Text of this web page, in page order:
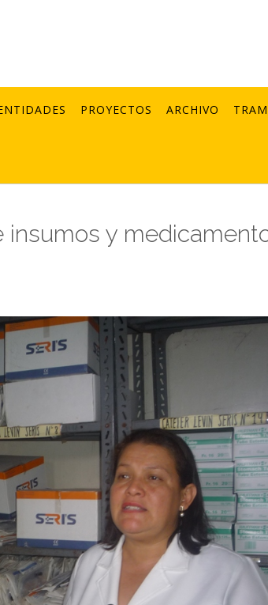
PROYECTOS ARCHIVO
insumos y